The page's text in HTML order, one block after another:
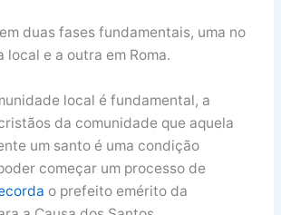
duas fases fundamentais, uma no
local e a outra em Roma.
local é fundamental, a
da comunidade que aquela
um santo é uma condição
começar um processo de
o prefeito emérito da